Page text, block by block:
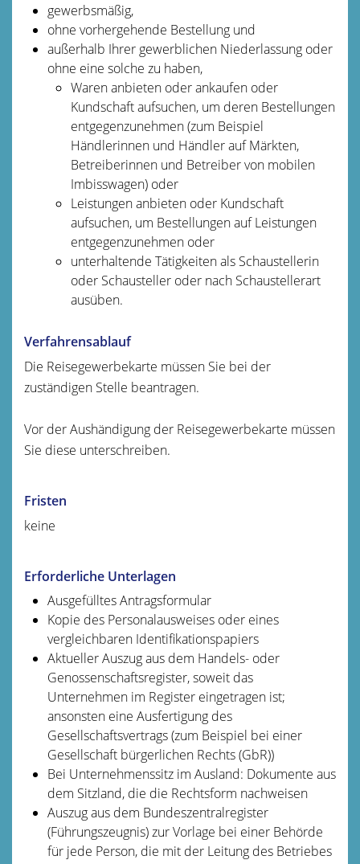
gewerbsmäßig,
ohne vorhergehende Bestellung und
außerhalb Ihrer gewerblichen Niederlassung oder
ohne eine solche zu haben,
Waren anbieten oder ankaufen oder
Kundschaft aufsuchen, um deren Bestellungen
entgegenzunehmen(zum Beispiel
Händlerinnen und Händler auf Märkten,
Betreiberinnen und Betreiber von mobilen
Imbisswagen)oder
Leistungen anbieten oder Kundschaft
aufsuchen, um Bestellungen auf Leistungen
entgegenzunehmen oder
unterhaltende Tätigkeiten als Schaustellerin
oder Schausteller oder nach Schaustellerart
ausüben.
Verfahrensablauf
Die Reisegewerbekarte müssen Sie bei der
zuständigen Stelle beantragen.
Vor der Aushändigung der Reisegewerbekarte müssen
Sie diese unterschreiben.
Fristen
keine
Erforderliche Unterlagen
Ausgefülltes Antragsformular
Kopie des Personalausweises oder eines
vergleichbaren Identifikationspapiers
Aktueller Auszug aus dem Handels- oder
Genossenschaftsregister, soweit das
Unternehmen im Register eingetragen ist;
ansonsten eine Ausfertigung des
Gesellschaftsvertrags (zum Beispiel bei einer
Gesellschaft bürgerlichen Rechts (GbR))
Bei Unternehmenssitz im Ausland: Dokumente aus
dem Sitzland, die die Rechtsform nachweisen
Auszug aus dem Bundeszentralregister
(Führungszeugnis) zur Vorlage bei einer Behörde
für jede Person, die mit der Leitung des Betriebes